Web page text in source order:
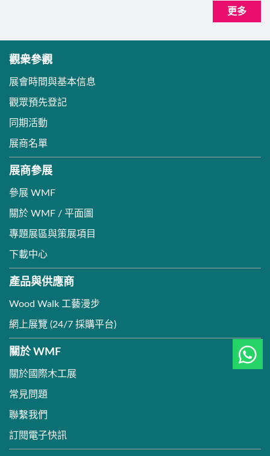
更多
觀衆參觀
展會時間與基本信息
觀眾預先登記
同期活動
展商名單
展商參展
參展 WMF
關於 WMF / 平面圖
專題展區與策展項目
下載中心
產品與供應商
Wood Walk 工藝漫步
網上展覽 (24/7 採購平台)
關於 WMF
關於國際木工展
常見問題
聯繫我們
訂閱電子快訊